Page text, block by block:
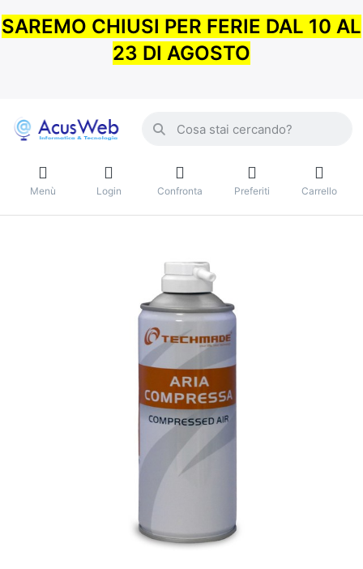
SAREMO CHIUSI PER FERIE DAL 10 AL
23 DI AGOSTO
Menù Login Confronta Preferiti Carrello